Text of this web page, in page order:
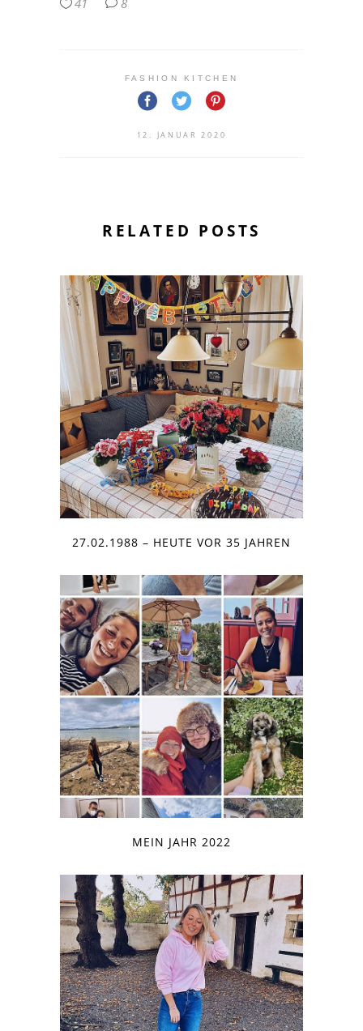
41 8
FASHION KITCHEN
12. JANUAR 2020
RELATED POSTS
27.02.1988 – HEUTE VOR 35 JAHREN
MEIN JAHR 2022